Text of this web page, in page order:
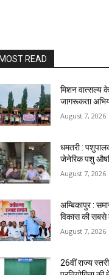
READ
मिशन वात्सल्य
जागरूकता
August 7, 2026
धमतरी :
जेनेरिक पशु
August 7, 2026
अम्बिकापुर :
विकास की सबसे
August 7, 2026
26वीं राज्य